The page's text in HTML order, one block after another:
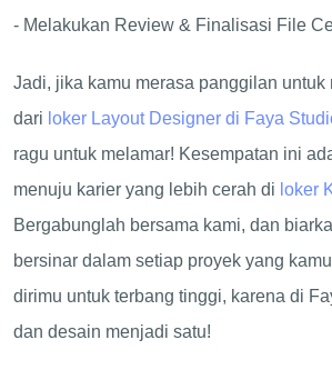
- Melakukan Review & Finalisasi File
Jadi, jika kamu merasa panggilan untuk
dari loker Layout Designer di Faya
ragu untuk melamar! Kesempatan ini
menuju karier yang lebih cerah di loker
Bergabunglah bersama kami, dan
bersinar dalam setiap proyek yang
dirimu untuk terbang tinggi, karena di
dan desain menjadi satu!